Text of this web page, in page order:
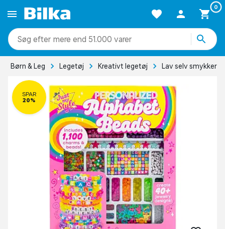
0
mere end 51.000 varer
Børn & Leg Legetøj Kreativt legetøj Lav selv smykker
SPAR
20%